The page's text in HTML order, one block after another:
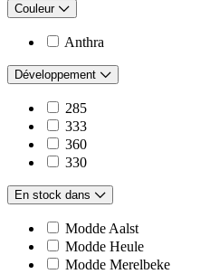
Couleur
Anthra
Développement
285
333
360
330
En stock dans
Modde Aalst
Modde Heule
Modde Merelbeke